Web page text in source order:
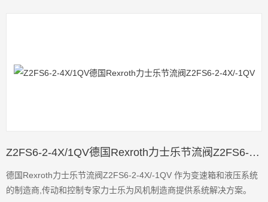
Z2FS6-2-4X/1QV德国Rexroth力士乐节流阀Z2FS6-2-4X/-1QV
德国Rexroth力士乐节流阀Z2FS6-2-4X/-1QV 作为变速箱和液压系统
的制造商,传动和控制专家力士乐为风机制造商提供系统解决方案。